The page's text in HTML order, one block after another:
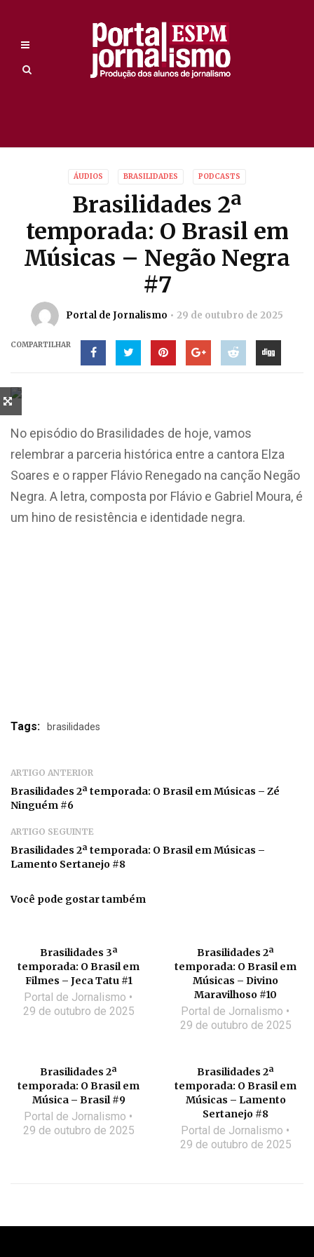
ÁUDIOS BRASILIDADES PODCASTS
Brasilidades 2ª
temporada: O Brasil em
Músicas – Negão Negra
#7
Portal de Jornalismo 29 de outubro de 2025
COMPARTILHAR
No episódio do Brasilidades de hoje, vamos
relembrar a parceria histórica entre a cantora Elza
Soares e o rapper Flávio Renegado na canção Negão
Negra. A letra, composta por Flávio e Gabriel Moura, é
um hino de resistência e identidade negra.
Tags: brasilidades
ARTIGO ANTERIOR
Brasilidades 2ª temporada: O Brasil em Músicas – Zé
Ninguém #6
ARTIGO SEGUINTE
Brasilidades 2ª temporada: O Brasil em Músicas –
Lamento Sertanejo #8
Você pode gostar também
Brasilidades 3ª
temporada: O Brasil em
Filmes – Jeca Tatu #1
Portal de Jornalismo
29 de outubro de 2025
Brasilidades 2ª
temporada: O Brasil em
Músicas – Divino
Maravilhoso #10
Portal de Jornalismo
29 de outubro de 2025
Brasilidades 2ª
temporada: O Brasil em
Música – Brasil #9
Portal de Jornalismo
29 de outubro de 2025
Brasilidades 2ª
temporada: O Brasil em
Músicas – Lamento
Sertanejo #8
Portal de Jornalismo
29 de outubro de 2025